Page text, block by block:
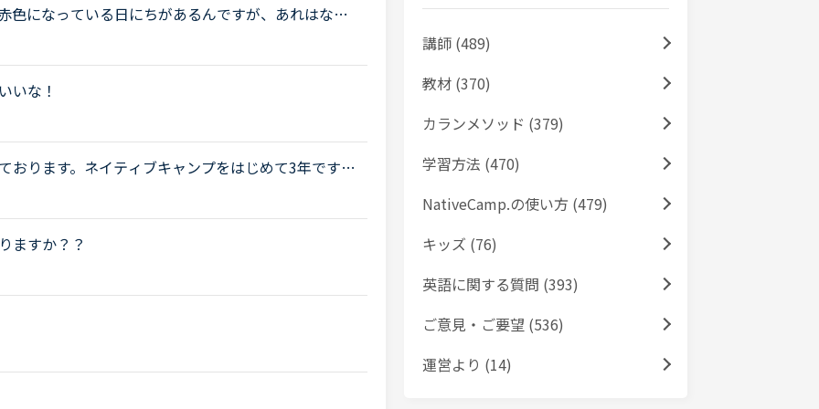
色になっている日にちがあるんですが、あれはなん
いな！
おります。ネイティブキャンプをはじめて3年です。
ますか？？
講師 (489)
教材 (370)
カランメソッド (379)
学習方法 (470)
NativeCamp.の使い方 (479)
キッズ (76)
英語に関する質問 (393)
ご意見・ご要望 (536)
運営より (14)